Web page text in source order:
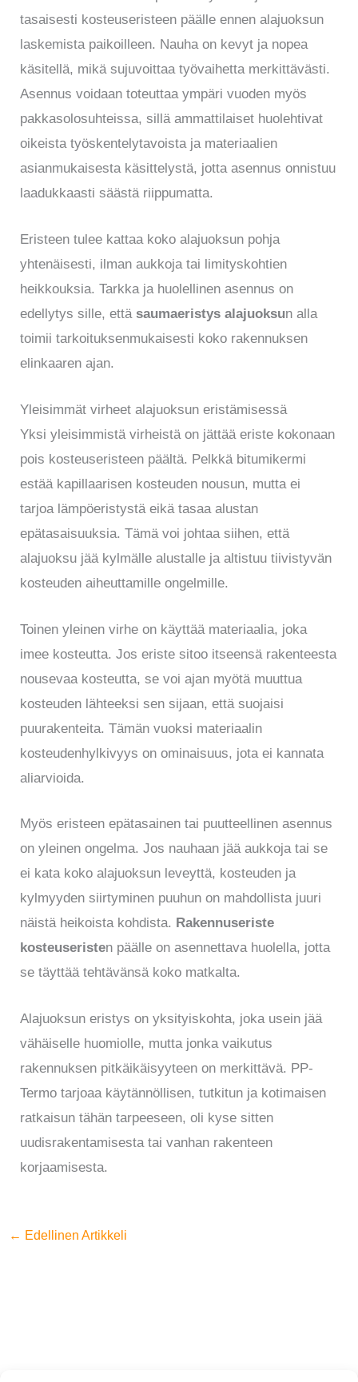
tasaisesti kosteuseristeen päälle ennen alajuoksun
laskemista paikoilleen. Nauha on kevyt ja nopea
käsitellä, mikä sujuvoittaa työvaihetta merkittävästi.
Asennus voidaan toteuttaa ympäri vuoden myös
pakkasolosuhteissa, sillä ammattilaiset huolehtivat
oikeista työskentelytavoista ja materiaalien
asianmukaisesta käsittelystä, jotta asennus onnistuu
laadukkaasti säästä riippumatta.
Eristeen tulee kattaa koko alajuoksun pohja
yhtenäisesti, ilman aukkoja tai limityskohtien
heikkouksia. Tarkka ja huolellinen asennus on
edellytys sille, ettäsaumaeristys alajuoksun alla
toimii tarkoituksenmukaisesti koko rakennuksen
elinkaaren ajan.
Yleisimmät virheet alajuoksun eristämisessä
Yksi yleisimmistä virheistä on jättää eriste kokonaan
pois kosteuseristeen päältä. Pelkkä bitumikermi
estää kapillaarisen kosteuden nousun, mutta ei
tarjoa lämpöeristystä eikä tasaa alustan
epätasaisuuksia. Tämä voi johtaa siihen, että
alajuoksu jää kylmälle alustalle ja altistuu tiivistyvän
kosteuden aiheuttamille ongelmille.
Toinen yleinen virhe on käyttää materiaalia, joka
imee kosteutta. Jos eriste sitoo itseensä rakenteesta
nousevaa kosteutta, se voi ajan myötä muuttua
kosteuden lähteeksi sen sijaan, että suojaisi
puurakenteita. Tämän vuoksi materiaalin
kosteudenhylkivyys on ominaisuus, jota ei kannata
aliarvioida.
Myös eristeen epätasainen tai puutteellinen asennus
on yleinen ongelma. Jos nauhaan jää aukkoja tai se
ei kata koko alajuoksun leveyttä, kosteuden ja
kylmyyden siirtyminen puuhun on mahdollista juuri
näistä heikoista kohdista. Rakennuseriste
kosteuseristen päälle on asennettava huolella, jotta
se täyttää tehtävänsä koko matkalta.
Alajuoksun eristys on yksityiskohta, joka usein jää
vähäiselle huomiolle, mutta jonka vaikutus
rakennuksen pitkäikäisyyteen on merkittävä. PP-
Termo tarjoaa käytännöllisen, tutkitun ja kotimaisen
ratkaisun tähän tarpeeseen, oli kyse sitten
uudisrakentamisesta tai vanhan rakenteen
korjaamisesta.
← Edellinen Artikkeli